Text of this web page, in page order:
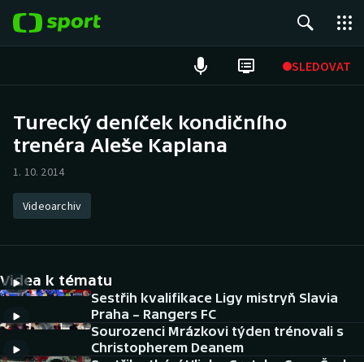
SLEDOVAT
Hokej
Atletika
DALŠÍ SPORTY
Americký fotbal
NEPŘEHLÉDNĚTE
Turecký deníček kondičního
trenéra Aleše Kaplana
1. 10. 2014
Videoarchiv
Videa k tématu
Sestřih kvalifikace Ligy mistryň Slavia
Praha – Rangers FC
Sourozenci Mrázkovi týden trénovali s
Christopherem Deanem